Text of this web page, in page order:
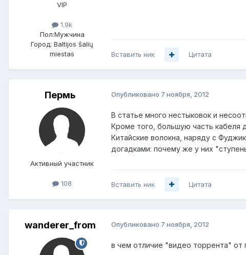
VIP
1.9k
Пол:Мужчина
Город: Baltijos šalių
miestas
Вставить ник Цитата
Пермь
Активный участник
108
Опубликовано 7 ноября, 2012
В статье много нестыковок и
Кроме того, большую часть кабеля
Китайские волокна, наряду с
догадками: почему же у них
Вставить ник Цитата
wanderer_from Опубликовано 7 ноября, 2012
в чем отличие "видео торрента" от